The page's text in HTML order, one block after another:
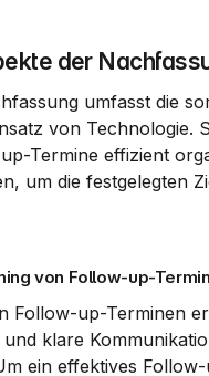
der
umfasst die
von Technologie.
Termine effizient
um die festgelegten
von Follow-up-
Follow-up-Terminen
klare
ein effektives